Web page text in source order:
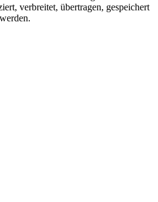
verbreitet, übertragen, gespeichert